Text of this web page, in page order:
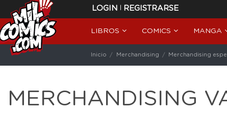
LOGIN | REGISTRARSE
LIBROS COMICS MANGA
Inicio Merchandising Merchandising
MERCHANDISING